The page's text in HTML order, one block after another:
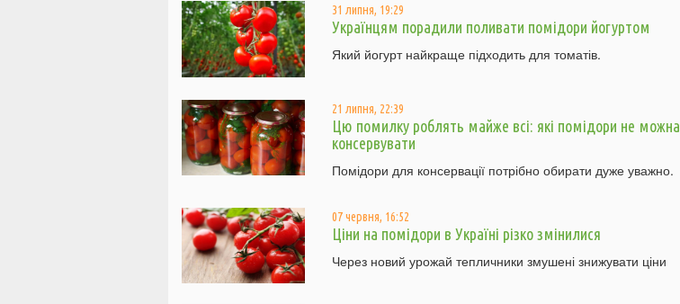
31 липня, 19:29
Українцям порадили поливати помідори йогуртом
Який йогурт найкраще підходить для томатів.
21 липня, 22:39
Цю помилку роблять майже всі: які помідори не можна
консервувати
Помідори для консервації потрібно обирати дуже уважно.
07 червня, 16:52
Ціни на помідори в Україні різко змінилися
Через новий урожай тепличники змушені знижувати ціни